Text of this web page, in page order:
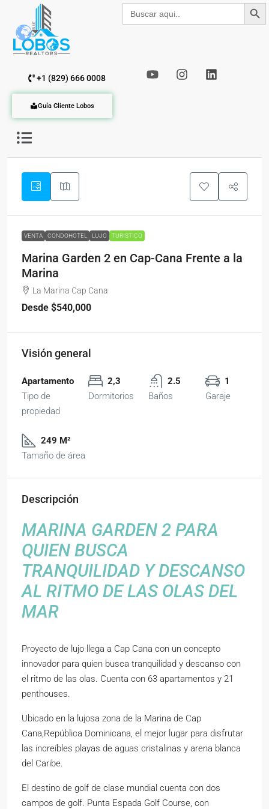
Buscar: Botón de
+1 (829) 666 0008
Guía Cliente Lobos
VENTA CONDOHOTEL LUJO TURISTICO
Marina Garden 2 en Cap-Cana Frente a la
Marina
La Marina Cap Cana
Desde $540,000
Visión general
Apartamento
Tipo de
propiedad
2,3
Dormitorios
2.5
Baños
1
Garaje
249 M²
Tamaño de área
Descripción
MARINA GARDEN 2 PARA
QUIEN BUSCA
TRANQUILIDAD Y DESCANSO
AL RITMO DE LAS OLAS DEL
MAR
Proyecto de lujo llega a Cap Cana con un concepto
innovador para quien busca tranquilidad y descanso con
el ritmo de las olas. Cuenta con 63 apartamentos y 21
penthouses.
Ubicado en la lujosa zona de la Marina de Cap
Cana,República Dominicana, el mejor lugar para disfrutar
las increíbles playas de aguas cristalinas y arena blanca
del Caribe.
El destino de golf de clase mundial cuenta con dos
campos de golf. Punta Espada Golf Course, con